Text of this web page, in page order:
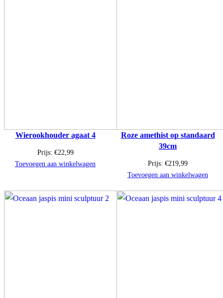
Wierookhouder agaat 4
Prijs: €22,99
Toevoegen aan winkelwagen
Roze amethist op standaard
39cm
Prijs: €219,99
Toevoegen aan winkelwagen